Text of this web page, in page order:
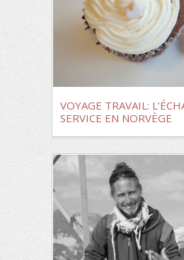
VOYAGE TRAVAIL:
SERVICE EN NORVÈGE